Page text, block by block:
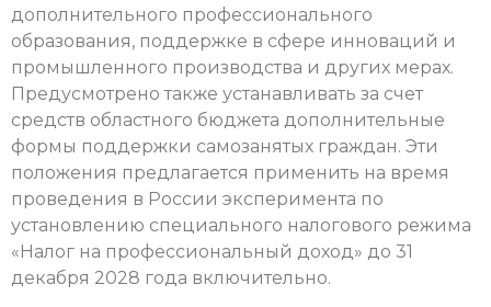
дополнительного профессионального
образования, поддержке в сфере инноваций и
промышленного производства и других мерах.
Предусмотрено также устанавливать за счет
средств областного бюджета дополнительные
формы поддержки самозанятых граждан. Эти
положения предлагается применить на время
проведения в России эксперимента по
установлению специального налогового режима
«Налог на профессиональный доход» до 31
декабря 2028 года включительно.